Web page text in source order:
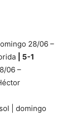
28/06 –
| 5-1
06 –
| domingo